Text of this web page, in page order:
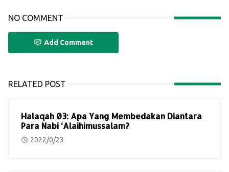
NO COMMENT
Add Comment
RELATED POST
Halaqah 03: Apa Yang Membedakan Diantara
Para Nabi ‘Alaihimussalam?
2022/0/23